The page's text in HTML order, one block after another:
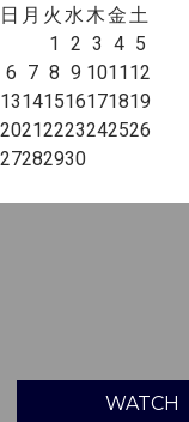
日 月 火 水木金土
1 2 3 4 5
6 7 8 9 101112
13141516171819
20212223242526
27282930
WATCH